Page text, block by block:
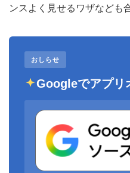
ンスよく見せるワザなども
おしらせ
Googleでアプリ